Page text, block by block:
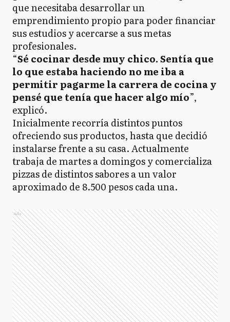
que necesitaba desarrollar un
emprendimiento propio para poder financiar
sus estudios y acercarse a sus metas
profesionales.
“Sé cocinar desde muy chico. Sentía que
lo que estaba haciendo no me iba a
permitir pagarme la carrera de cocina y
pensé que tenía que hacer algo mío”,
explicó.
Inicialmente recorría distintos puntos
ofreciendo sus productos, hasta que decidió
instalarse frente a su casa. Actualmente
trabaja de martes a domingos y comercializa
pizzas de distintos sabores a un valor
aproximado de 8.500 pesos cada una.
Ads